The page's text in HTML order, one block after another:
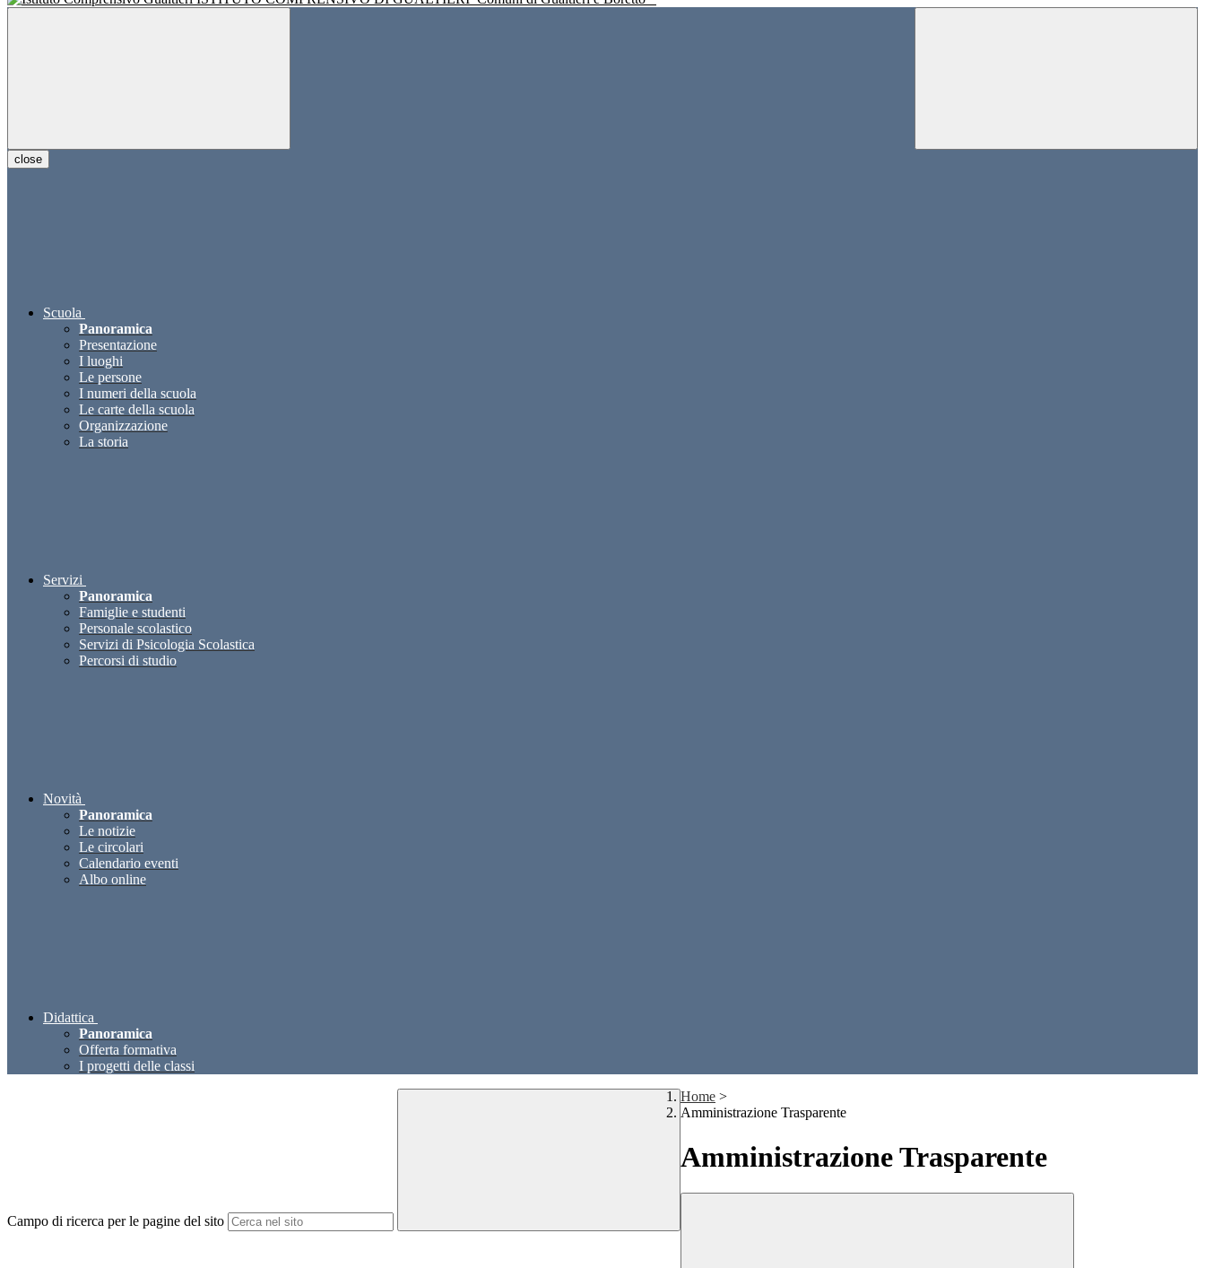
close
Scuola
Panoramica
Presentazione
I luoghi
Le persone
I numeri della scuola
Le carte della scuola
Organizzazione
La storia
Servizi
Panoramica
Famiglie e studenti
Personale scolastico
Servizi di Psicologia Scolastica
Percorsi di studio
Novità
Panoramica
Le notizie
Le circolari
Calendario eventi
Albo online
Didattica
Panoramica
Offerta formativa
I progetti delle classi
Campo di ricerca per le pagine del sito
Home >
Amministrazione Trasparente
Amministrazione Trasparente